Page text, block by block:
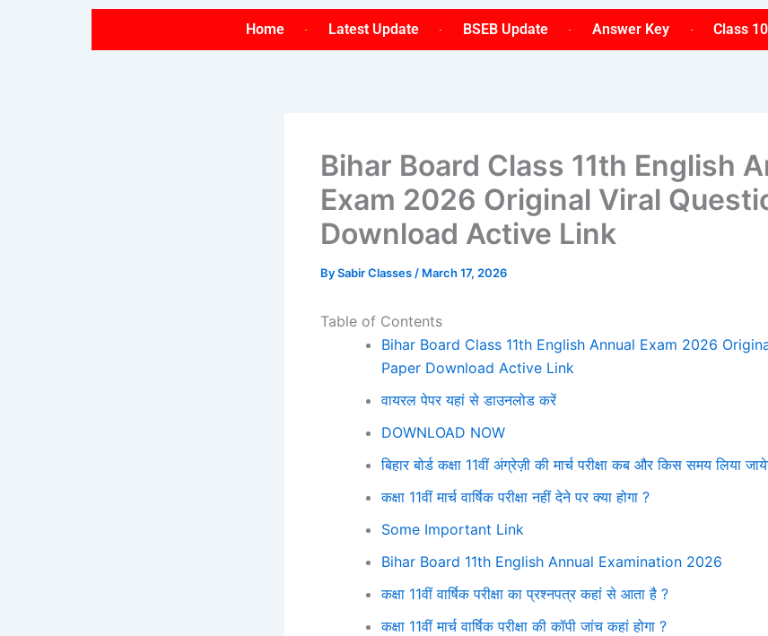
Home Latest Update BSEB Update Answer Key Class
Bihar Board Class 11th English
Exam 2026 Original Viral
Download Active Link
BySabir Classes / March 17, 2026
Table of Contents
Bihar Board Class 11th English Annual Exam 2026
Paper Download Active Link
वायरल पेपर यहां से डाउनलोड करें
DOWNLOAD NOW
बिहार बोर्ड कक्षा 11वीं अंग्रेज़ी की मार्च परीक्षा कब और किस समय लिया
कक्षा 11वीं मार्च वार्षिक परीक्षा नहीं देने पर क्या होगा ?
Some Important Link
Bihar Board 11th English Annual Examination 2026
कक्षा 11वीं वार्षिक परीक्षा का प्रश्नपत्र कहां से आता है ?
कक्षा 11वीं मार्च वार्षिक परीक्षा की कॉपी जांच कहां होगा ?